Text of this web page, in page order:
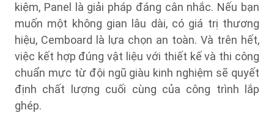
kiệm, Panel là giải pháp đáng cân nhắc. Nếu bạn
muốn một không gian lâu dài, có giá trị thương
hiệu, Cemboard là lựa chọn an toàn. Và trên hết,
việc kết hợp đúng vật liệu với thiết kế và thi công
chuẩn mực từ đội ngũ giàu kinh nghiệm sẽ quyết
định chất lượng cuối cùng của công trình lắp
ghép.